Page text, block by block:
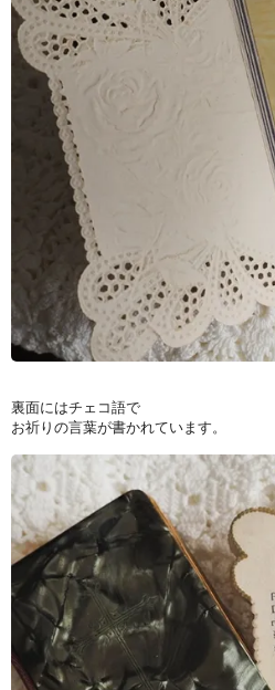
裏面にはチェコ語で
お祈りの言葉が書かれています。